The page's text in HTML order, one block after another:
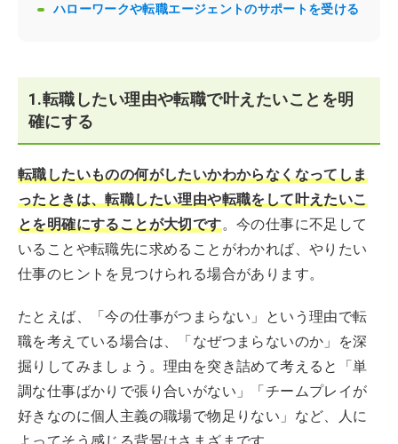
ハローワークや転職エージェントのサポートを受ける
1.転職したい理由や転職で叶えたいことを明
確にする
転職したいものの何がしたいかわからなくなってしま
ったときは、転職したい理由や転職をして叶えたいこ
とを明確にすることが大切です。今の仕事に不足して
いることや転職先に求めることがわかれば、やりたい
仕事のヒントを見つけられる場合があります。
たとえば、「今の仕事がつまらない」という理由で転
職を考えている場合は、「なぜつまらないのか」を深
掘りしてみましょう。理由を突き詰めて考えると「単
調な仕事ばかりで張り合いがない」「チームプレイが
好きなのに個人主義の職場で物足りない」など、人に
よってそう感じる背景はさまざまです。